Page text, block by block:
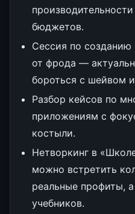
бюджетов.
Сессия по
от фрода —
бороться с шейвом
Разбор кейсов по
приложениям с
костыли.
Нетворкинг в
можно встретить
реальные профиты,
учебников.